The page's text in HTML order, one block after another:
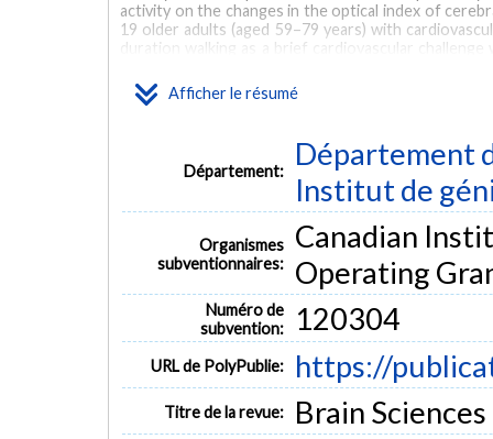
Afficher le résumé
activity on the changes in the optical index of
19 older adults (aged 59–79 years) with
duration walking as a brief cardiovascular
(NIRS) device recorded hemodynamics data from
months of physical activity was associated with
walking, and this reduction was greater after 12
may be an indication of improvement in
activity. This study suggests that 12 months of
cerebral pulsatility in older adults with CVRF.
MOTS CLÉS
cerebral pulsatility longitudinal
Département:
Département
Institut de
Organismes
subventionnaires:
Canadian
Operating
Numéro de
subvention:
120304
URL de PolyPublie: https://
Titre de la revue: Brain